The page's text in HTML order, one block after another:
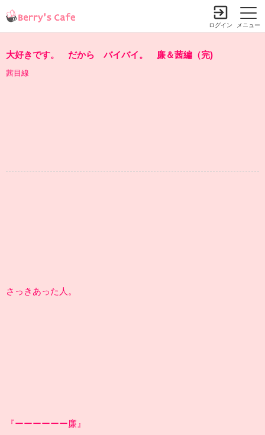
メニュー
ログイン
大好きです。 だから バイバイ。 廉＆茜編（完)
茜目線
さっきあった人。
『ーーーーーー廉』